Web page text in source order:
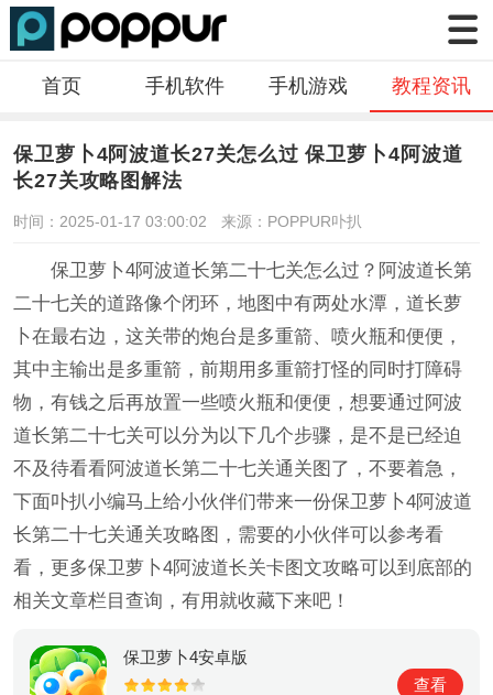
首页 手机软件 手机游戏 教程资讯
保卫萝卜4阿波道长27关怎么过 保卫萝卜4阿波道
长27关攻略图解法
时间：2025-01-17 03:00:02 来源：POPPUR卟扒
保卫萝卜4阿波道长第二十七关怎么过？阿波道长第
二十七关的道路像个闭环，地图中有两处水潭，道长萝
卜在最右边，这关带的炮台是多重箭、喷火瓶和便便，
其中主输出是多重箭，前期用多重箭打怪的同时打障碍
物，有钱之后再放置一些喷火瓶和便便，想要通过阿波
道长第二十七关可以分为以下几个步骤，是不是已经迫
不及待看看阿波道长第二十七关通关图了，不要着急，
下面卟扒小编马上给小伙伴们带来一份保卫萝卜4阿波道
长第二十七关通关攻略图，需要的小伙伴可以参考看
看，更多保卫萝卜4阿波道长关卡图文攻略可以到底部的
相关文章栏目查询，有用就收藏下来吧！
保卫萝卜4安卓版
查看